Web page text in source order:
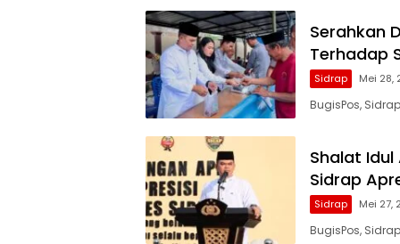
Serahkan
Terhadap
Sidrap Mei 28,
BugisPos,
Shalat Idul
Sidrap
Sidrap Mei 27,
BugisPos,